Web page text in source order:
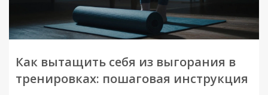
Как вытащить себя из выгорания в
тренировках: пошаговая инструкция